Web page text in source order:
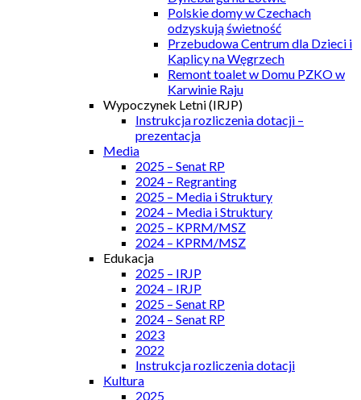
Polskie domy w Czechach
odzyskują świetność
Przebudowa Centrum dla Dzieci i
Kaplicy na Węgrzech
Remont toalet w Domu PZKO w
Karwinie Raju
Wypoczynek Letni (IRJP)
Instrukcja rozliczenia dotacji –
prezentacja
Media
2025 – Senat RP
2024 – Regranting
2025 – Media i Struktury
2024 – Media i Struktury
2025 – KPRM/MSZ
2024 – KPRM/MSZ
Edukacja
2025 – IRJP
2024 – IRJP
2025 – Senat RP
2024 – Senat RP
2023
2022
Instrukcja rozliczenia dotacji
Kultura
2025